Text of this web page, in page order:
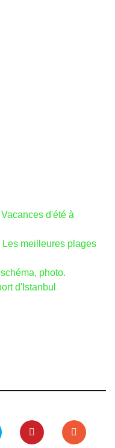
d'été à
Les meilleures plages
photo.
d'Istanbul